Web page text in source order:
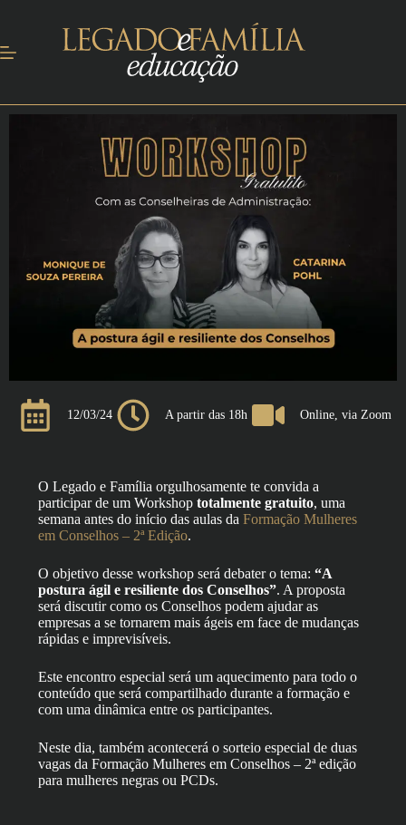
12/03/24 A partir das 18h Online, via Zoom
O Legado e Família orgulhosamente te convida a
participar de um Workshop totalmente gratuito, uma
semana antes do início das aulas da Formação Mulheres
em Conselhos – 2ª Edição.
O objetivo desse workshop será debater o tema: “A
postura ágil e resiliente dos Conselhos”. A proposta
será discutir como os Conselhos podem ajudar as
empresas a se tornarem mais ágeis em face de mudanças
rápidas e imprevisíveis.
Este encontro especial será um aquecimento para todo o
conteúdo que será compartilhado durante a formação e
com uma dinâmica entre os participantes.
Neste dia, também acontecerá o sorteio especial de duas
vagas da Formação Mulheres em Conselhos – 2ª edição
para mulheres negras ou PCDs.